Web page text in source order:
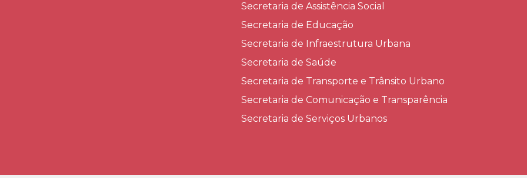
Secretaria de Assistência Social
Secretaria de Educação
Secretaria de Infraestrutura Urbana
Secretaria de Saúde
Secretaria de Transporte e Trânsito Urbano
Secretaria de Comunicação e Transparência
Secretaria de Serviços Urbanos